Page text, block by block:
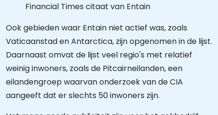
Financial Times citaat van Entain
Ook gebieden waar Entain niet actief was, zoals
Vaticaanstad en Antarctica, zijn opgenomen in de lijst.
Daarnaast omvat de lijst veel regio's met relatief
weinig inwoners, zoals de Pitcairneilanden, een
eilandengroep waarvan onderzoek van de CIA
aangeeft dat er slechts 50 inwoners zijn.